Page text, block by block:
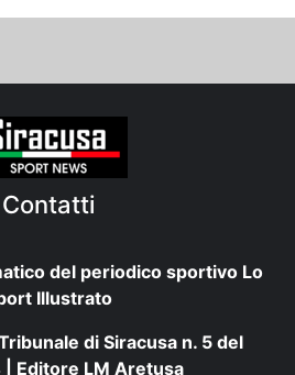
Contatti
del periodico sportivo Lo
Illustrato
di Siracusa n. 5 del
| Editore LM Aretusa